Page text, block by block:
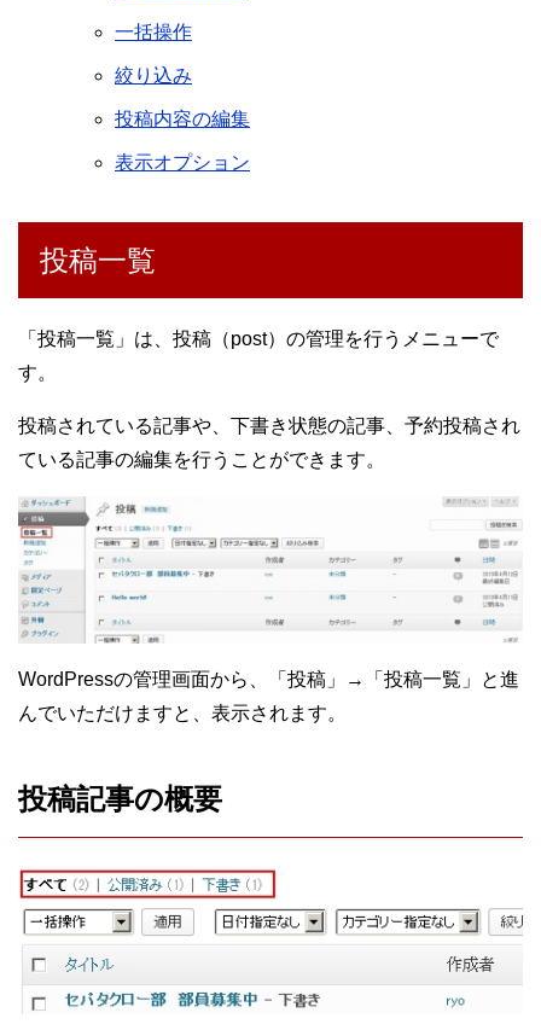
一括操作
絞り込み
投稿内容の編集
表示オプション
投稿一覧
「投稿一覧」は、投稿（post）の管理を行うメニューで
す。
投稿されている記事や、下書き状態の記事、予約投稿され
ている記事の編集を行うことができます。
WordPressの管理画面から、「投稿」→「投稿一覧」と進
んでいただけますと、表示されます。
投稿記事の概要